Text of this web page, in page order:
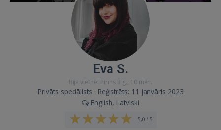
Eva S.
Bija vietnē: Pirms 3 g., 10 mēn.
Privāts speciālists · Reģistrēts: 11 janvāris 2023
English, Latviski
5,0 / 5